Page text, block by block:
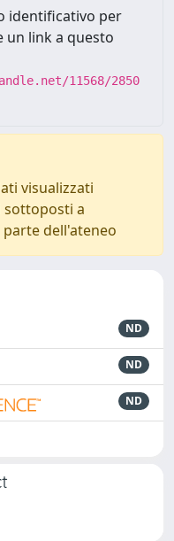
identificativo per
un link a questo
11568/2850
visualizzati
sottoposti a
dell'ateneo
ND
ND
ND